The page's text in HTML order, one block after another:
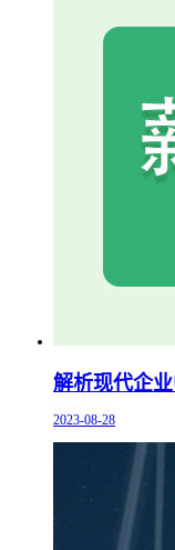
解析现代企
2023-08-28